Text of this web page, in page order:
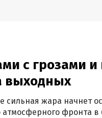
с грозами
выходных
сильная жара начнет
фронта в